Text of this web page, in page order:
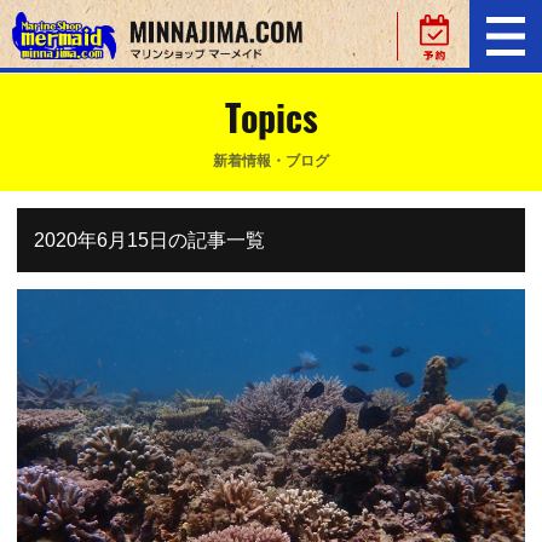
Topics
新着情報・ブログ
2020年6月15日の記事一覧